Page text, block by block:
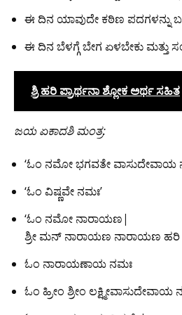
ಈ ದಿನ ಯಾವುದೇ ಕಠಿಣ ಪದಗಳನ್ನು
ಈ ದಿನ ಬೆಳಗ್ಗೆ ಬೇಗ ಏಳಬೇಕು ಮತ್ತು
ಶ್ರಿ ಹರಿ ಪ್ರಾರ್ಥನಾ ಶ್ಲೋಕ ಅರ್ಥ ಸಹಿತ
ಜಯ ಏಕಾದಶಿ ಮಂತ್ರ:
‘ಓಂ ನಮೋ ಭಗವತೇ ವಾಸುದೇವಾಯ
‘ಓಂ ವಿಷ್ಣವೇ ನಮಃ’
‘ಓಂ ನಮೋ ನಾರಾಯಣ|
ಶ್ರೀ ಮನ್‌ ನಾರಾಯಣ ನಾರಾಯಣ
ಓಂ ನಾರಾಯಣಾಯ ನಮಃ
ಓಂ ಹ್ರೀಂ ಶ್ರೀಂ ಲಕ್ಷ್ಮೀವಾಸುದೇವಾಯ